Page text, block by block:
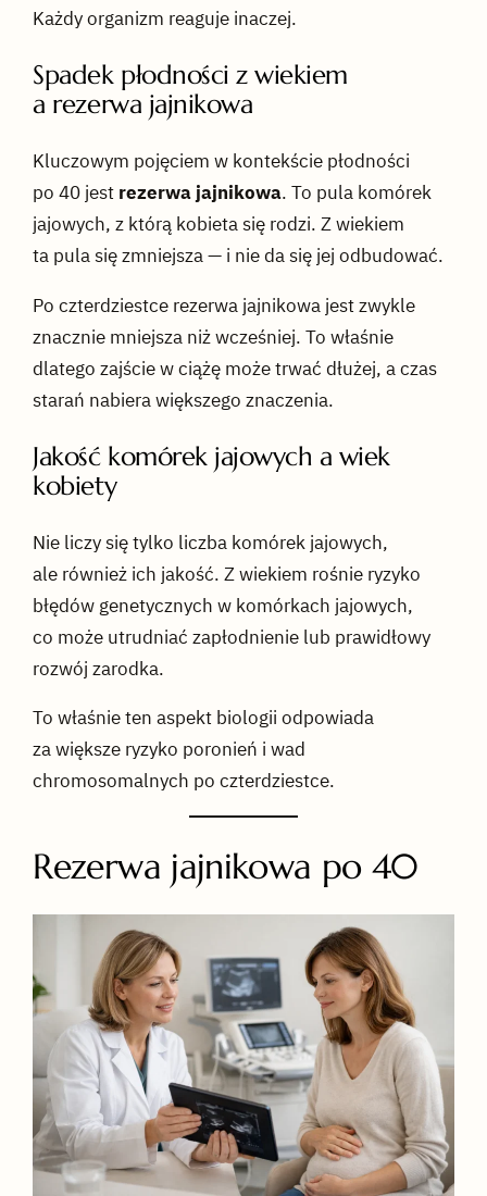
Każdy organizm reaguje inaczej.
Spadek płodności z wiekiem
a rezerwa jajnikowa
Kluczowym pojęciem w kontekście płodności
po 40 jest rezerwa jajnikowa. To pula komórek
jajowych, z którą kobieta się rodzi. Z wiekiem
ta pula się zmniejsza — i nie da się jej odbudować.
Po czterdziestce rezerwa jajnikowa jest zwykle
znacznie mniejsza niż wcześniej. To właśnie
dlatego zajście w ciążę może trwać dłużej, a czas
starań nabiera większego znaczenia.
Jakość komórek jajowych a wiek
kobiety
Nie liczy się tylko liczba komórek jajowych,
ale również ich jakość. Z wiekiem rośnie ryzyko
błędów genetycznych w komórkach jajowych,
co może utrudniać zapłodnienie lub prawidłowy
rozwój zarodka.
To właśnie ten aspekt biologii odpowiada
za większe ryzyko poronień i wad
chromosomalnych po czterdziestce.
Rezerwa jajnikowa po 40